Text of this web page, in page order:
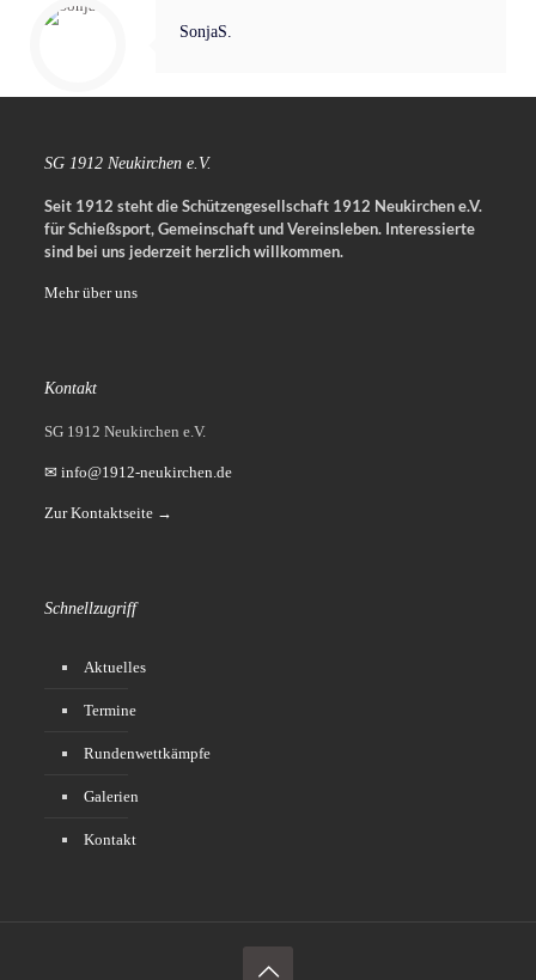
SonjaS.
SG 1912 Neukirchen e.V.
Seit 1912 steht die Schützengesellschaft 1912 Neukirchen e.V.
für Schießsport, Gemeinschaft und Vereinsleben. Interessierte
sind bei uns jederzeit herzlich willkommen.
Mehr über uns
Kontakt
SG 1912 Neukirchen e.V.
✉ info@1912-neukirchen.de
Zur Kontaktseite →
Schnellzugriff
Aktuelles
Termine
Rundenwettkämpfe
Galerien
Kontakt